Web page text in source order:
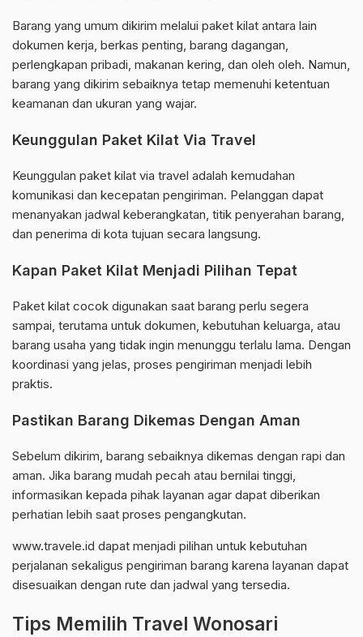
Barang yang umum dikirim melalui paket kilat antara lain
dokumen kerja, berkas penting, barang dagangan,
perlengkapan pribadi, makanan kering, dan oleh oleh. Namun,
barang yang dikirim sebaiknya tetap memenuhi ketentuan
keamanan dan ukuran yang wajar.
Keunggulan Paket Kilat Via Travel
Keunggulan paket kilat via travel adalah kemudahan
komunikasi dan kecepatan pengiriman. Pelanggan dapat
menanyakan jadwal keberangkatan, titik penyerahan barang,
dan penerima di kota tujuan secara langsung.
Kapan Paket Kilat Menjadi Pilihan Tepat
Paket kilat cocok digunakan saat barang perlu segera
sampai, terutama untuk dokumen, kebutuhan keluarga, atau
barang usaha yang tidak ingin menunggu terlalu lama. Dengan
koordinasi yang jelas, proses pengiriman menjadi lebih
praktis.
Pastikan Barang Dikemas Dengan Aman
Sebelum dikirim, barang sebaiknya dikemas dengan rapi dan
aman. Jika barang mudah pecah atau bernilai tinggi,
informasikan kepada pihak layanan agar dapat diberikan
perhatian lebih saat proses pengangkutan.
www.travele.id dapat menjadi pilihan untuk kebutuhan
perjalanan sekaligus pengiriman barang karena layanan dapat
disesuaikan dengan rute dan jadwal yang tersedia.
Tips Memilih Travel Wonosari